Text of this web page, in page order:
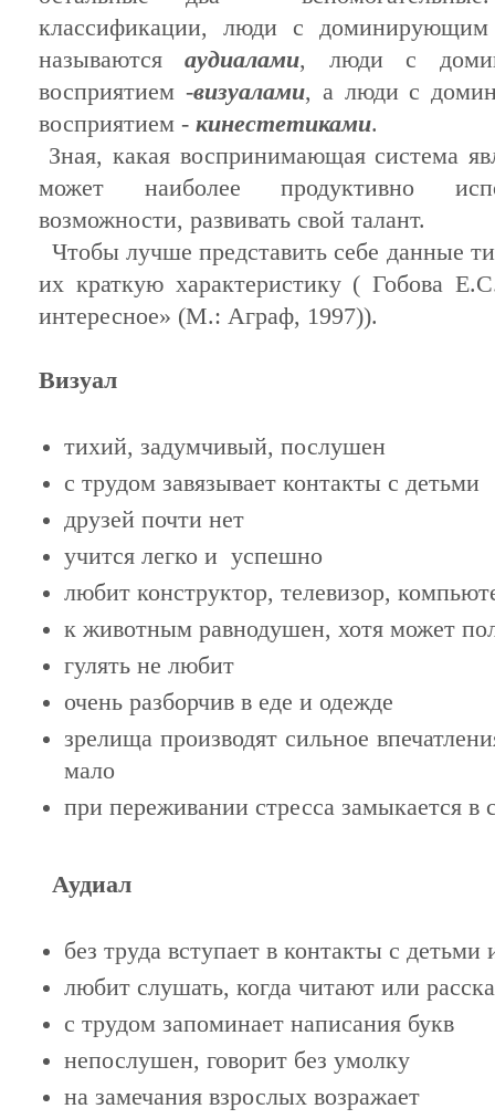
классификации, люди с доминирующим
называются
аудиалами, люди с
восприятием -визуалами, а люди с
восприятием - кинестетиками.
Зная, какая воспринимающая система
может
наиболее продуктивно
возможности, развивать свой талант.
Чтобы лучше представить себе данные
их краткую характеристику( Гобова
интересное» (М.: Аграф, 1997)).
Визуал
тихий, задумчивый, послушен
с трудом завязывает контакты с детьми
друзей почти нет
учится легко и успешно
любит конструктор, телевизор,
к животным равнодушен, хотя может
гулять не любит
очень разборчив в еде и одежде
зрелища производят сильное
мало
при переживании стресса замыкается в
Аудиал
без труда вступает в контакты с
любит слушать, когда читают или
с трудом запоминает написания букв
непослушен, говорит без умолку
на замечания взрослых возражает